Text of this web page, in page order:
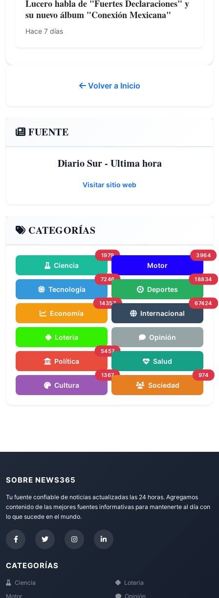
Lucero habla de "Fuertes Declaraciones" y
su nuevo álbum "Conexión Mexicana"
Hace 7 días
Volver a Inicio
FUENTE
Diario Sur - Ultima hora
Visitar sitio web
CATEGORÍAS
Ciencia
1979
Motor
3964
Tecnología
7246
Deportes
18834
Economía
14357
Internacional
67424
Loteria Opinión
Política
5457
Salud
Cultura
1367
Sociedad
974
SOBRE NEWS365
Tu fuente confiable de noticias actualizadas las 24 horas. Agregamos
contenido de las mejores fuentes informativas para mantenerte al día con
lo que sucede en el mundo.
CATEGORÍAS
Ciencia
Motor
Loteria
Opinión